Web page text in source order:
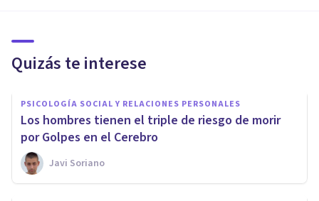
Quizás te interese
PSICOLOGÍA SOCIAL Y RELACIONES PERSONALES
Los hombres tienen el triple de riesgo de morir
por Golpes en el Cerebro
Javi Soriano